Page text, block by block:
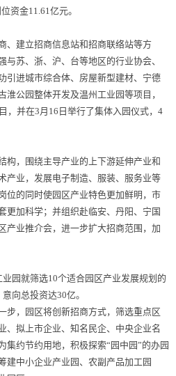
资金11.61亿元。
建立招商信息站和招商联络站等方
苏、浙、沪、台等地区的行业协会、
引进城市综合体、房屋新型建材、宁德
公园整体开发及温州工业园等项目，
，并在3月16日举行了集体入园仪式，4
，围绕主导产业的上下游延伸产业和
产业，发展电子制造、服装、服务业等
位的同时使园区产业特色更加鲜明，市
更加科学；并组织赴临安、丹阳、宁国
产业推介会，进一步扩大招商范围，加
就筛选10个适合园区产业发展规划的
向总投资达30亿。
步，园区将创新招商方式，筛选重点区
、拟上市企业、知名民企、中央企业名
集约节约用地，积极探索“园中园”的办园
建中小企业产业园、农副产品加工园